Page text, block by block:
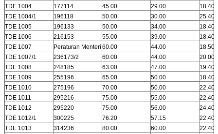
TDE 1004
177114 45.00 29.00
18.40
TDE 1004/1
196118 50.00 30.00
25.40
TDE 1005
196133 50.00 34.00
18.40
TDE 1006
216153 55.00 39.00
18.40
TDE 1007
Peraturan Menteri 60.00 44.00
18.50
TDE 1007/1
236173/2 60.00 44.00
20.00
TDE 1008
248185 63.00 47.00
19.40
TDE 1009
255196 65.00 50.00
18.40
TDE 1010
275196 70.00 50.00
22.40
TDE 1011
295216 75.00 55.00
22.40
TDE 1012
295220 75.00 56.00
24.40
TDE 1012/1
300225 76.20 57.15
22.40
TDE 1013
314236 80.00 60.00
22.40